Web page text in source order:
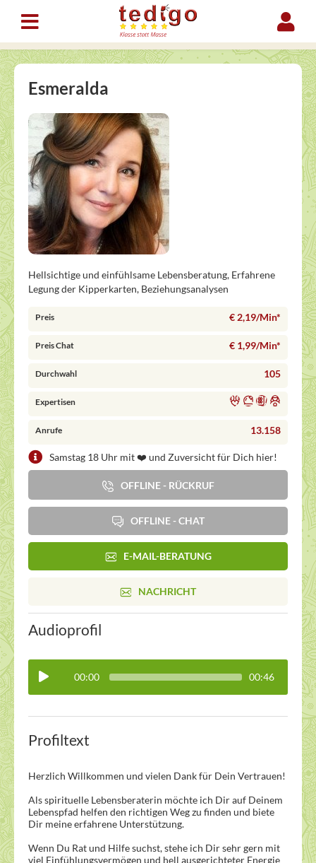
Esmeralda
Hellsichtige und einfühlsame Lebensberatung, Erfahrene
Legung der Kipperkarten, Beziehungsanalysen
Preis € 2,19/Min*
Preis Chat € 1,99/Min*
Durchwahl 105
Expertisen
Anrufe 13.158
Samstag 18 Uhr mit ❤️ und Zuversicht für Dich hier!
OFFLINE - RÜCKRUF
OFFLINE - CHAT
E-MAIL-BERATUNG
NACHRICHT
Audioprofil
00:00 00:46
Profiltext
Herzlich Willkommen und vielen Dank für Dein Vertrauen!
Als spirituelle Lebensberaterin möchte ich Dir auf Deinem
Lebenspfad helfen den richtigen Weg zu finden und biete
Dir meine erfahrene Unterstützung.
Wenn Du Rat und Hilfe suchst, stehe ich Dir sehr gern mit
viel Einfühlungsvermögen und hell ausgerichteter Energie